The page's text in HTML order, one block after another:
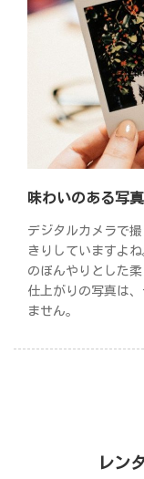
味わいのある写
デジタルカメラで
きりしていますよ
のぼんやりとした
仕上がりの写真は
ません。
レン